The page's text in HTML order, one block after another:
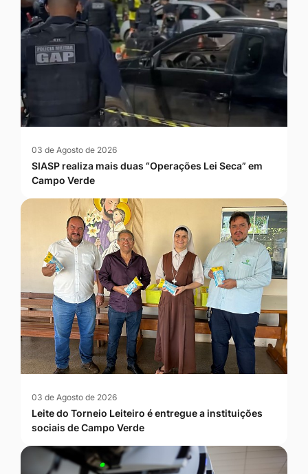
03 de Agosto de 2026
SIASP realiza mais duas “Operações Lei Seca” em
Campo Verde
03 de Agosto de 2026
Leite do Torneio Leiteiro é entregue a instituições
sociais de Campo Verde